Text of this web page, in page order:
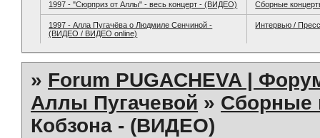
1997 - "Сюрприз от Аллы" - весь концерт - (ВИДЕО) Сборные
1997 - Алла Пугачёва о Людмиле Сенчиной -
(ВИДЕО / ВИДЕО online)
Интервью /
» Forum PUGACHEVA |
Аллы Пугачевой » Сборные
Кобзона - (ВИДЕО)